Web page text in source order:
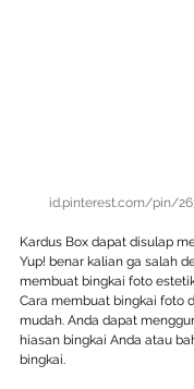
id.pinterest.com/pin/
Kardus Box dapat disulap
Yup! benar kalian ga salah
membuat bingkai foto
Cara membuat bingkai foto
mudah. Anda dapat
hiasan bingkai Anda atau
bingkai.